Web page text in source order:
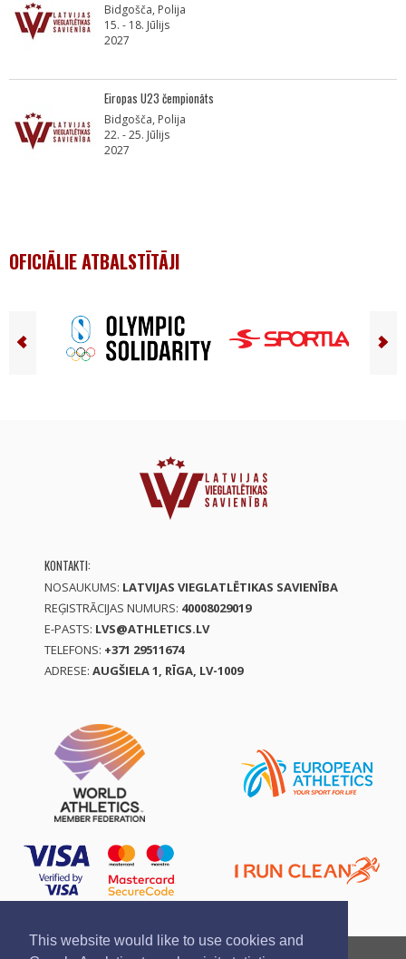
This website would like to use cookies and
Bidgošča, Polija
15. - 18. Jūlijs
2027
Eiropas U23 čempionāts
Bidgošča, Polija
22. - 25. Jūlijs
2027
OFICIĀLIE ATBALSTĪTĀJI
KONTAKTI:
NOSAUKUMS: LATVIJAS VIEGLATLĒTIKAS SAVIENĪBA
REĢISTRĀCIJAS NUMURS: 40008029019
E-PASTS: LVS@ATHLETICS.LV
TELEFONS: +371 29511674
ADRESE: AUGŠIELA 1, RĪGA, LV-1009